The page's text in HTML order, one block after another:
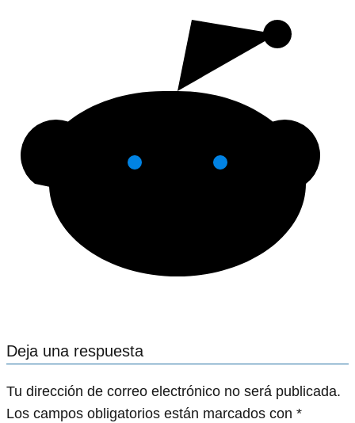
Deja una respuesta
Tu dirección de correo electrónico no será publicada.
Los campos obligatorios están marcados con *